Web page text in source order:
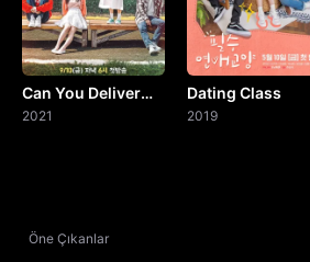
Can You Deliver
Time? 2002
2021
Dating Class
2019
Öne Çıkanlar